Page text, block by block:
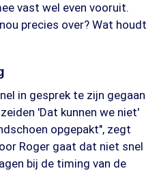
vast wel even vooruit.
precies over? Wat houdt
in gesprek te zijn gegaan
'Dat kunnen we niet'
opgepakt", zegt
Roger gaat dat niet snel
bij de timing van de